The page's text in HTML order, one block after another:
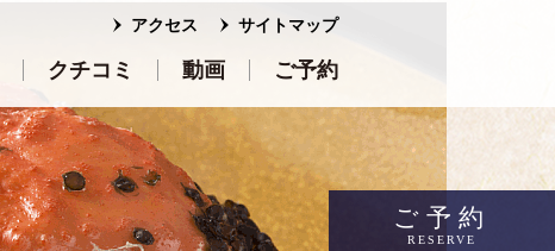
アクセス サイトマップ
クチコミ 動画 ご予約
ご予約
RESERVE